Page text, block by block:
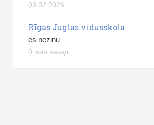
03.02.2026
Rīgas Juglas vidusskola
es nezinu
0 мин назад